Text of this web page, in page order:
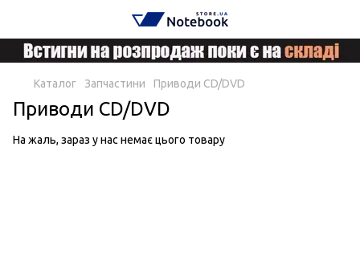
Каталог Запчастини Приводи CD/DVD
Приводи CD/DVD
На жаль, зараз у нас немає цього товару